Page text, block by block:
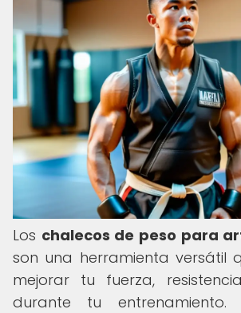
Los chalecos de peso para
son una herramienta versátil
mejorar tu fuerza,
durante tu